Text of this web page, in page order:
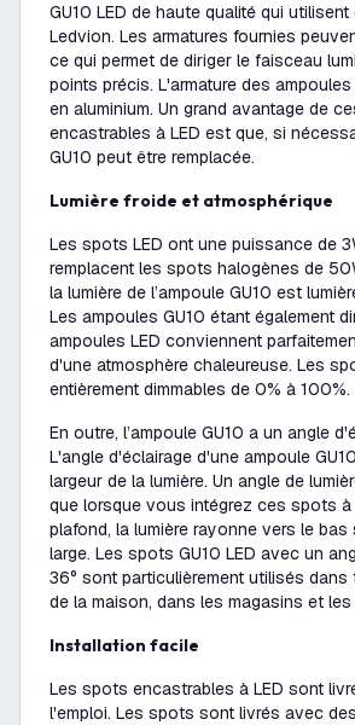
GU10 LED de haute qualité qui
Ledvion. Les armatures fournies
ce qui permet de diriger le faisceau
points précis. L'armature des
en aluminium. Un grand avantage de
encastrables à LED est que, si
GU10 peut être remplacée.
Lumière froide et atmosphérique
Les spots LED ont une puissance de
remplacent les spots halogènes de
la lumière de l’ampoule GU10 est
Les ampoules GU10 étant également
ampoules LED conviennent
d'une atmosphère chaleureuse. Les
entièrement dimmables de 0% à 100%.
En outre, l’ampoule GU10 a un angle
L'angle d'éclairage d'une ampoule
largeur de la lumière. Un angle de
que lorsque vous intégrez ces spots à
plafond, la lumière rayonne vers le
large. Les spots GU10 LED avec un
36° sont particulièrement utilisés
de la maison, dans les magasins et
Installation facile
Les spots encastrables à LED sont
l'emploi. Les spots sont livrés avec